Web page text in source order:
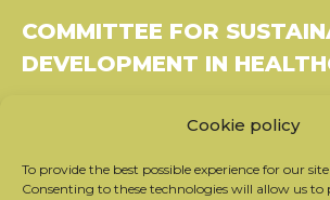
Cookie policy
To provide the best possible experience for our site
Consenting to these technologies will allow us to
COMMITTEE FOR
DEVELOPMENT IN
37270 Montlouis-sur-Loire
Tel: 06 26 49 36 81 - contact@c2ds.eu